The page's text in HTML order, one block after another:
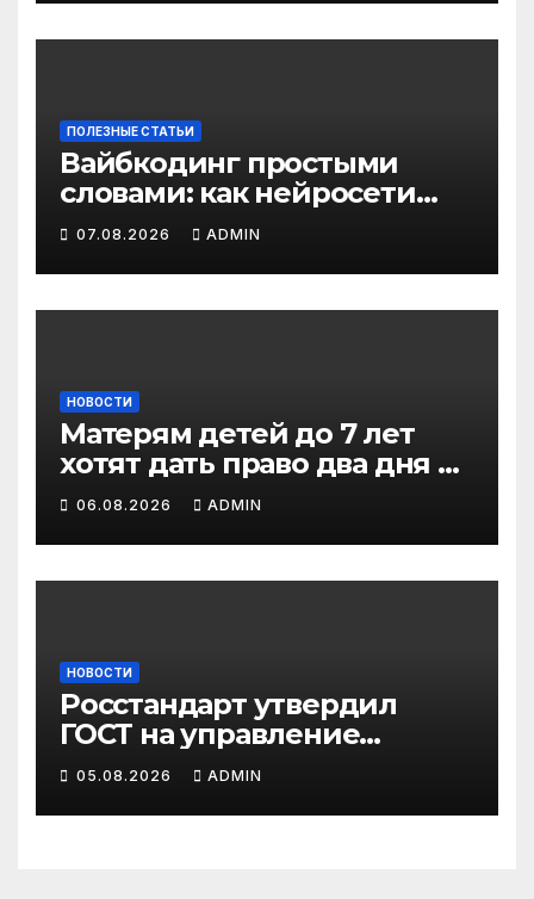
ПОЛЕЗНЫЕ СТАТЬИ
Вайбкодинг простыми
словами: как нейросети
научили нас
программировать на
человеческом языке
07.08.2026 ADMIN
НОВОСТИ
Матерям детей до 7 лет
хотят дать право два дня в
неделю работать на
удаленке
06.08.2026 ADMIN
НОВОСТИ
Росстандарт утвердил
ГОСТ на управление
сотрудниками: что
ожидают от работодателей
05.08.2026 ADMIN